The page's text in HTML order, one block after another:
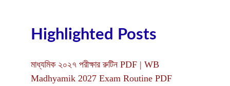
Highlighted Posts
মাধ্যমিক ২০২৭ পরীক্ষার রুটিন PDF | WB
Madhyamik 2027 Exam Routine PDF